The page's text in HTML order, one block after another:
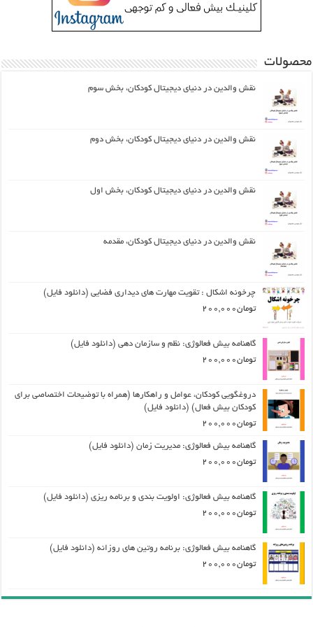
محصولات
نقش والدین در دنیای دیجیتال کودکان، بخش سوم
نقش والدین در دنیای دیجیتال کودکان، بخش دوم
نقش والدین در دنیای دیجیتال کودکان، بخش اول
نقش والدین در دنیای دیجیتال کودکان، مقدمه
چرخونه اشکال : تقویت مهارت های دیداری فضایی (دانلود فایل)
تومان200,000
گاهنامه بیش فعالوژی: نظم و سازمان دهی (دانلود فایل)
تومان200,000
دروغگویی کودکان، عوامل و راهکارها (همراه با توضیحات اختصاصی برای
کودکان بیش فعال) (دانلود فایل)
تومان200,000
گاهنامه بیش فعالوژی: مدیریت زمان (دانلود فایل)
تومان200,000
گاهنامه بیش فعالوژی: اولویت بندی و برنامه ریزی (دانلود فایل)
تومان200,000
گاهنامه بیش فعالوژی: برنامه روتین های روزانه (دانلود فایل)
تومان200,000